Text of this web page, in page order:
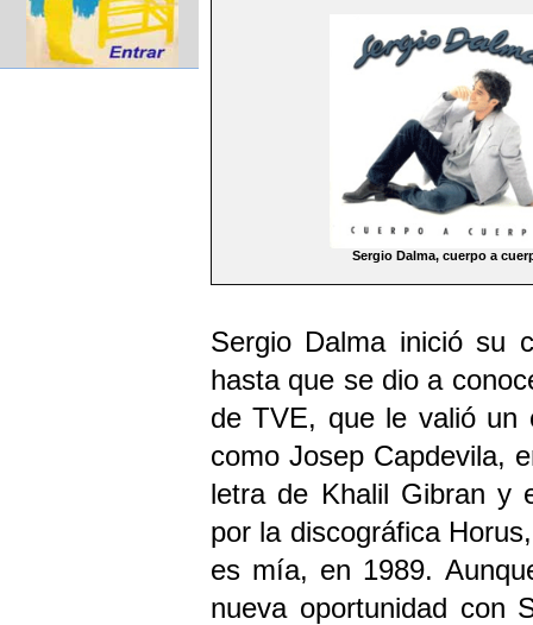
Sergio Dalma, cuerpo a
Sergio Dalma inició su
hasta que se dio a
de TVE, que le valió un
como Josep Capdevila,
letra de Khalil Gibran y
por la discográfica
es mía, en 1989.
nueva oportunidad con